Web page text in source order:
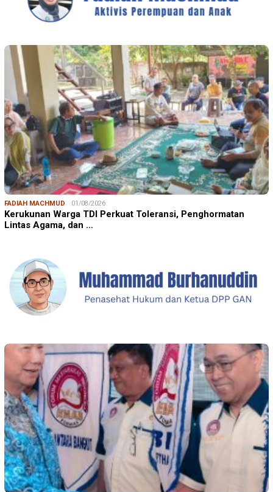
FADIAH MACHMUD 01/08/2026
Kerukunan Warga TDI Perkuat Toleransi, Penghormatan
Lintas Agama, dan …